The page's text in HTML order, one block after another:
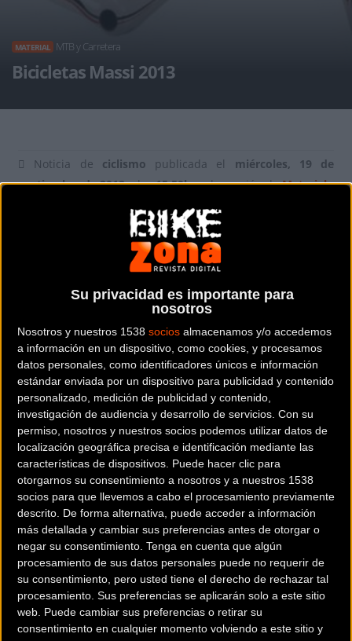
Su privacidad es importante para
nosotros
Nosotros y nuestros 1538 socios almacenamos y/o accedemos
a información en un dispositivo, como cookies, y procesamos
datos personales, como identificadores únicos e información
estándar enviada por un dispositivo para publicidad y contenido
personalizado, medición de publicidad y contenido,
investigación de audiencia y desarrollo de servicios. Con su
permiso, nosotros y nuestros socios podemos utilizar datos de
localización geográfica precisa e identificación mediante las
características de dispositivos. Puede hacer clic para
otorgarnos su consentimiento a nosotros y a nuestros 1538
socios para que llevemos a cabo el procesamiento previamente
descrito. De forma alternativa, puede acceder a información
más detallada y cambiar sus preferencias antes de otorgar o
negar su consentimiento. Tenga en cuenta que algún
procesamiento de sus datos personales puede no requerir de
su consentimiento, pero usted tiene el derecho de rechazar tal
procesamiento. Sus preferencias se aplicarán solo a este sitio
web. Puede cambiar sus preferencias o retirar su
consentimiento en cualquier momento volviendo a este sitio y
MATERIAL MTB y Carretera
Bicicletas Massi 2013
Noticia de ciclismo publicada el miércoles, 19 de
septiembre de 2012a las15:50hen la sección deMaterial
Desde Massi nos llegan las últimas novedades tanto en MTB como
Posee el mejor ratio peso-resistencia mecánica y sólo se usa en los
cuadros MASSI de alta gama.
Tecnología SUPER LIGHT.
Durante el proceso de fabricación se combinan las fibras de
carbono con resinasespeciales de alta resistencia para lograr un
compuesto super-ligero de altasprestaciones.